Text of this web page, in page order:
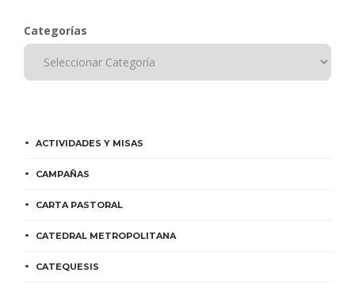
Categorías
ACTIVIDADES Y MISAS
CAMPAÑAS
CARTA PASTORAL
CATEDRAL METROPOLITANA
CATEQUESIS